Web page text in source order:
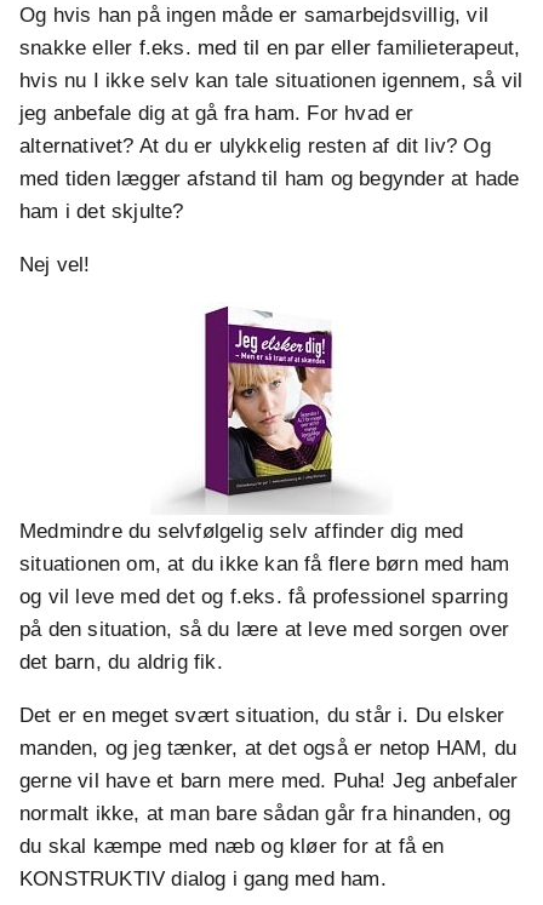
Og hvis han på ingen måde er samarbejdsvillig, vil
snakke eller f.eks. med til en par eller familieterapeut,
hvis nu I ikke selv kan tale situationen igennem, så vil
jeg anbefale dig at gå fra ham. For hvad er
alternativet? At du er ulykkelig resten af dit liv? Og
med tiden lægger afstand til ham og begynder at hade
ham i det skjulte?
Nej vel!
Medmindre du selvfølgelig selv affinder dig med
situationen om, at du ikke kan få flere børn med ham
og vil leve med det og f.eks. få professionel sparring
på den situation, så du lære at leve med sorgen over
det barn, du aldrig fik.
Det er en meget svært situation, du står i. Du elsker
manden, og jeg tænker, at det også er netop HAM, du
gerne vil have et barn mere med. Puha! Jeg anbefaler
normalt ikke, at man bare sådan går fra hinanden, og
du skal kæmpe med næb og kløer for at få en
KONSTRUKTIV dialog i gang med ham.